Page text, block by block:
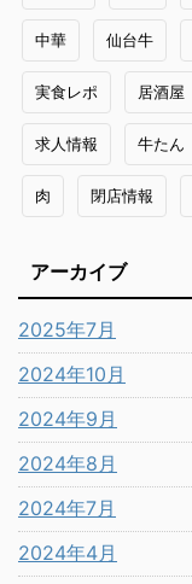
中華 仙台牛
実食レポ 居酒屋
求人情報 牛たん
肉 閉店情報
アーカイブ
2025年7月
2024年10月
2024年9月
2024年8月
2024年7月
2024年4月